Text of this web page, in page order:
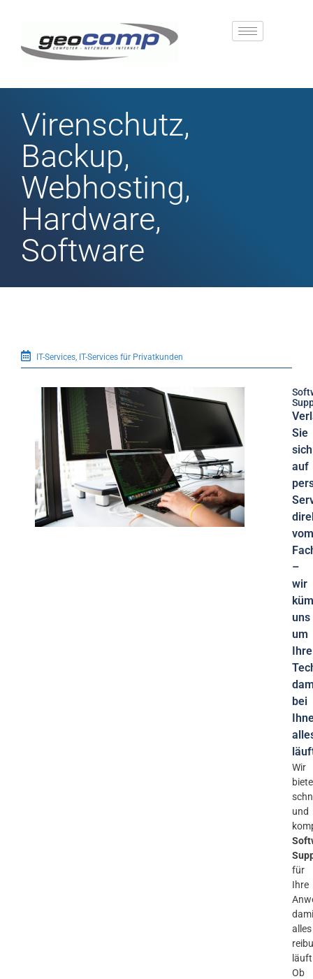
Virenschutz,
Backup,
Webhosting,
Hardware,
Software
IT-Services IT-Services für Privatkunden
Sie
sich
auf
vom
–
wir
uns
um
Ihre
bei
Wir
und
für
Ihre
alles
Ob